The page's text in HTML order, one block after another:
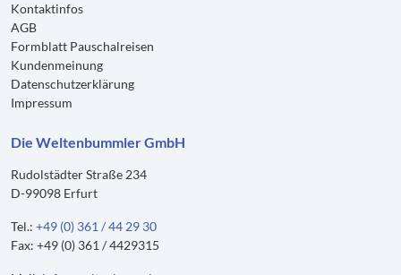
Kontaktinfos
AGB
Formblatt Pauschalreisen
Kundenmeinung
Datenschutzerklärung
Impressum
Die Weltenbummler GmbH
Rudolstädter Straße 234
D-99098 Erfurt
Tel.: +49 (0) 361 / 44 29 30
Fax: +49 (0) 361 / 4429315